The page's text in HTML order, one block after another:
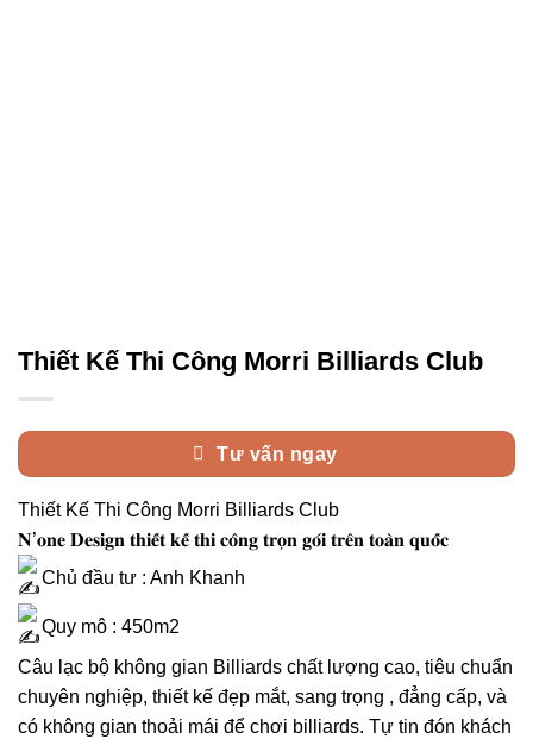
Thiết Kế Thi Công Morri Billiards Club
Tư vấn ngay
Thiết Kế Thi Công Morri Billiards Club
𝐍’𝐨𝐧𝐞 𝐃𝐞𝐬𝐢𝐠𝐧 𝐭𝐡𝐢𝐞̂́𝐭 𝐤𝐞̂́ 𝐭𝐡𝐢 𝐜𝐨̂𝐧𝐠 𝐭𝐫𝐨̣𝐧 𝐠𝐨́𝐢 𝐭𝐫𝐞̂𝐧 𝐭𝐨𝐚̀𝐧 𝐪𝐮𝐨̂́𝐜
Chủ đầu tư : Anh Khanh
Quy mô : 450m2
Câu lạc bộ không gian Billiards chất lượng cao, tiêu chuẩn
chuyên nghiệp, thiết kế đẹp mắt, sang trọng , đẳng cấp, và
có không gian thoải mái để chơi billiards. Tự tin đón khách